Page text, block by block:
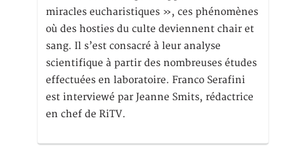
miracles eucharistiques », ces phénomènes
où des hosties du culte deviennent chair et
sang. Il s’est consacré à leur analyse
scientifique à partir des nombreuses études
effectuées en laboratoire. Franco Serafini
est interviewé par Jeanne Smits, rédactrice
en chef de RiTV.